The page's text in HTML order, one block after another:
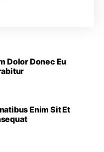
Dolor Donec Eu
Enim Sit Et